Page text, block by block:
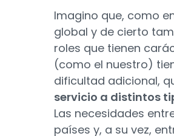
Imagino que, como
global y de cierto
roles que tienen
(como el nuestro)
dificultad adicional,
servicio a distintos
Las necesidades
países y, a su vez,